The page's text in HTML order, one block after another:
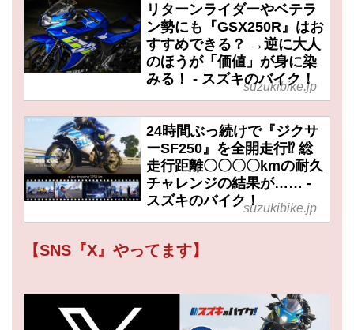
リターンライダーやベテラ
ン勢にも『GSX250R』はお
すすめできる？ →逆に大人
のほうが「価値」が身に染
みる！ - スズキのバイク！
suzukibike.jp
24時間ぶっ続けで『ジクサ
ーSF250』を全開走行⁉︎ 総
走行距離〇〇〇〇kmの耐久
チャレンジの結果が…… -
スズキのバイク！suzukibike.jp
【SNS『X』やってます】